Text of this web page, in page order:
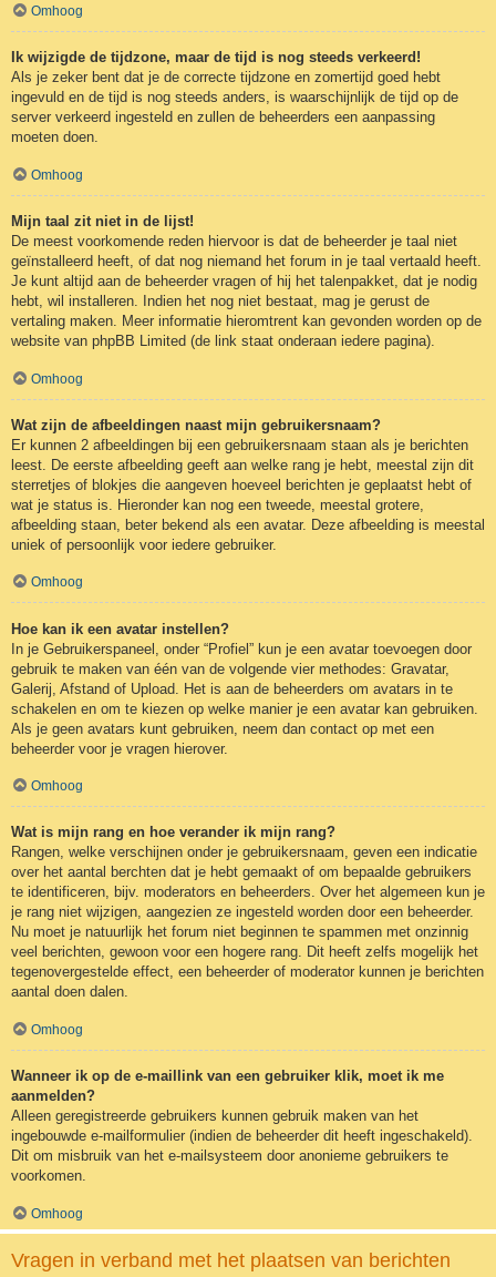
Omhoog
Ik wijzigde de tijdzone, maar de tijd is nog steeds verkeerd!
Als je zeker bent dat je de correcte tijdzone en zomertijd goed hebt
ingevuld en de tijd is nog steeds anders, is waarschijnlijk de tijd op de
server verkeerd ingesteld en zullen de beheerders een aanpassing
moeten doen.
Omhoog
Mijn taal zit niet in de lijst!
De meest voorkomende reden hiervoor is dat de beheerder je taal niet
geïnstalleerd heeft, of dat nog niemand het forum in je taal vertaald heeft.
Je kunt altijd aan de beheerder vragen of hij het talenpakket, dat je nodig
hebt, wil installeren. Indien het nog niet bestaat, mag je gerust de
vertaling maken. Meer informatie hieromtrent kan gevonden worden op de
website van phpBB Limited (de link staat onderaan iedere pagina).
Omhoog
Wat zijn de afbeeldingen naast mijn gebruikersnaam?
Er kunnen 2 afbeeldingen bij een gebruikersnaam staan als je berichten
leest. De eerste afbeelding geeft aan welke rang je hebt, meestal zijn dit
sterretjes of blokjes die aangeven hoeveel berichten je geplaatst hebt of
wat je status is. Hieronder kan nog een tweede, meestal grotere,
afbeelding staan, beter bekend als een avatar. Deze afbeelding is meestal
uniek of persoonlijk voor iedere gebruiker.
Omhoog
Hoe kan ik een avatar instellen?
In je Gebruikerspaneel, onder “Profiel” kun je een avatar toevoegen door
gebruik te maken van één van de volgende vier methodes: Gravatar,
Galerij, Afstand of Upload. Het is aan de beheerders om avatars in te
schakelen en om te kiezen op welke manier je een avatar kan gebruiken.
Als je geen avatars kunt gebruiken, neem dan contact op met een
beheerder voor je vragen hierover.
Omhoog
Wat is mijn rang en hoe verander ik mijn rang?
Rangen, welke verschijnen onder je gebruikersnaam, geven een indicatie
over het aantal berchten dat je hebt gemaakt of om bepaalde gebruikers
te identificeren, bijv. moderators en beheerders. Over het algemeen kun je
je rang niet wijzigen, aangezien ze ingesteld worden door een beheerder.
Nu moet je natuurlijk het forum niet beginnen te spammen met onzinnig
veel berichten, gewoon voor een hogere rang. Dit heeft zelfs mogelijk het
tegenovergestelde effect, een beheerder of moderator kunnen je berichten
aantal doen dalen.
Omhoog
Wanneer ik op de e-maillink van een gebruiker klik, moet ik me
aanmelden?
Alleen geregistreerde gebruikers kunnen gebruik maken van het
ingebouwde e-mailformulier (indien de beheerder dit heeft ingeschakeld).
Dit om misbruik van het e-mailsysteem door anonieme gebruikers te
voorkomen.
Omhoog
Vragen in verband met het plaatsen van berichten